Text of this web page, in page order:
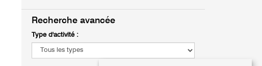
Recherche avancée
Type d'activité :